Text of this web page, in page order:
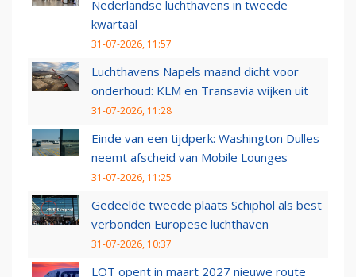
Nederlandse luchthavens in tweede
kwartaal
31-07-2026, 11:57
Luchthavens Napels maand dicht voor
onderhoud: KLM en Transavia wijken uit
31-07-2026, 11:28
Einde van een tijdperk: Washington Dulles
neemt afscheid van Mobile Lounges
31-07-2026, 11:25
Gedeelde tweede plaats Schiphol als best
verbonden Europese luchthaven
31-07-2026, 10:37
LOT opent in maart 2027 nieuwe route